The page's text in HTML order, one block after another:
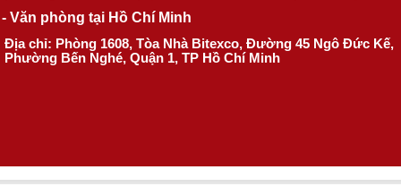
- Văn phòng tại Hồ Chí Minh
Địa chỉ: Phòng 1608, Tòa Nhà Bitexco, Đường 45 Ngô Đức Kế,
Phường Bến Nghé, Quận 1, TP Hồ Chí Minh